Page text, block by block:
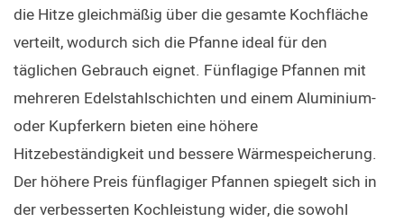
die Hitze gleichmäßig über die gesamte Kochfläche
verteilt, wodurch sich die Pfanne ideal für den
täglichen Gebrauch eignet. Fünflagige Pfannen mit
mehreren Edelstahlschichten und einem Aluminium-
oder Kupferkern bieten eine höhere
Hitzebeständigkeit und bessere Wärmespeicherung.
Der höhere Preis fünflagiger Pfannen spiegelt sich in
der verbesserten Kochleistung wider, die sowohl